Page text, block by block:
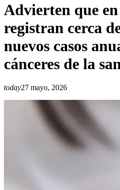
Advierten que
registran cerca
nuevos casos
cánceres de la
today27 mayo, 2026